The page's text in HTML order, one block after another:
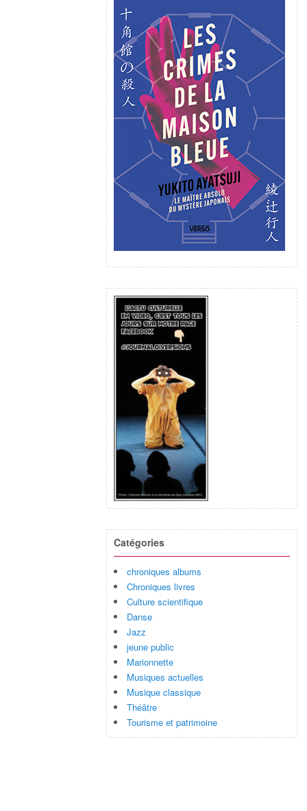
Catégories
chroniques albums
Chroniques livres
Culture scientifique
Danse
Jazz
jeune public
Marionnette
Musiques actuelles
Musique classique
Théâtre
Tourisme et patrimoine